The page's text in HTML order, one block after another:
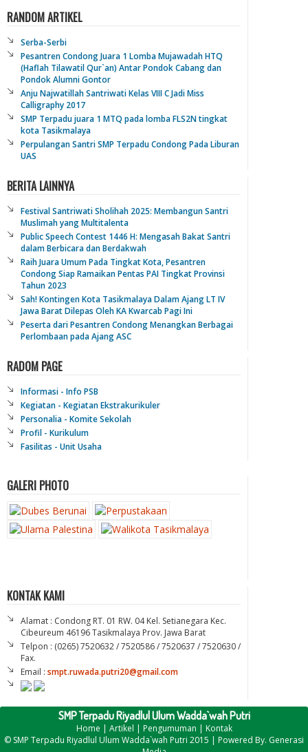
RANDOM ARTIKEL
Serba-Serbi
Pesantren Condong Juara 1 Lomba Mujawadah HTQ
(Haflah Tilawatil Qur`an) Antar Pondok Cabang dan
Pondok Alumni Gontor
Anju Najwatillah Santriwati Kelas VIII C Jadi Miss
Calligraphy 2017
SMP Terpadu juara 1 MTQ pada lomba FLS2N tingkat
kota Tasikmalaya
Perpulangan Santri SMP Terpadu Condong Pada Liburan
UAS
BERITA LAINNYA
Festival Santriwati Sholihah 2025: Membangun Santri
Muslimah yang Multitalenta
Public Speech Contest 1446 H: Mengasah Bakat Santri
dalam Berbicara dan Berdakwah
Raih Juara Umum Pada Tingkat Kota, Pesantren
Condong Siap Ramaikan Pentas PAI Tingkat Provinsi
Tahun 2023
Sah! Kontingen Kota Tasikmalaya Dalam Ajang LT IV
Jawa Barat Dilepas Oleh KA Kwarcab Pagi Ini
Peserta dari Pesantren Condong Menangkan Berbagai
Perlombaan pada Ajang ASC
RADOM PAGE
Informasi - Info PSB
Kegiatan - Kegiatan Ekstrakurikuler
Personalia - Komite Sekolah
Profil - Kurikulum
Fasilitas - Unit Usaha
GALERI PHOTO
KONTAK KAMI
Alamat : Condong RT. 01 RW. 04 Kel. Setianegara Kec.
Cibeureum 46196 Tasikmalaya Prov. Jawa Barat
Telpon : (0265) 7520632 / 7520586 / 7520637 / 7520630 /
Fax.
Email : smpt.ruwada.putri20@gmail.com
SMP Terpadu Riyadlul Ulum Wadda`wah Putri
Home Artikel Pengumuman
Kontak
© SMP Terpadu Riyadlul Ulum Wadda`wah Putri 2015 | Powered By. Generasi